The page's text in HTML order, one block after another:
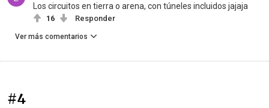
Los circuitos en tierra o arena, con túneles incluidos jajaja
16 Responder
Ver más comentarios
#4